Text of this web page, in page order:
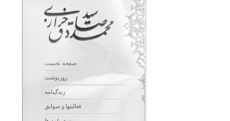
صفحه نخست
روزنوشت
زندگینامه
فعالیتها و سوابق